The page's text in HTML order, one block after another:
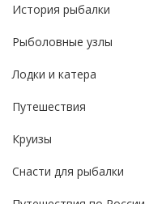
История рыбалки
Рыболовные узлы
Лодки и катера
Путешествия
Круизы
Снасти для рыбалки